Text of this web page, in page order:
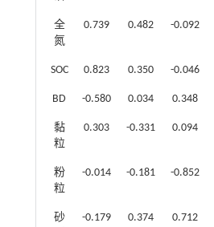
全
氮
0.739 0.482 -0.092
SOC 0.823 0.350 -0.046
BD -0.580 0.034 0.348
黏
粒
0.303 -0.331 0.094
粉
粒
-0.014 -0.181 -0.852
砂
-0.179 0.374 0.712